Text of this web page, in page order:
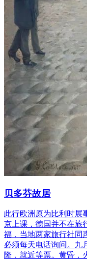
贝多芬故居
此行欧洲原为比利时展
京上课，德国并不在旅
福，当地两家旅行社同
必须每天电话询问。九
隆，就近等票。黄昏，